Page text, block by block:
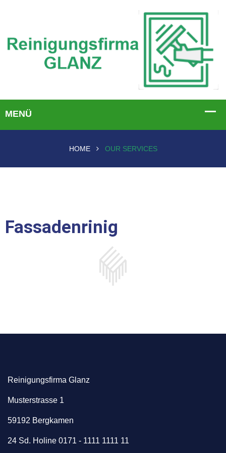
HOME OUR SERVICES
Fassadenrinig
Reinigungsfirma Glanz
Musterstrasse 1
59192 Bergkamen
24 Sd. Holine 0171 - 1111 1111 11